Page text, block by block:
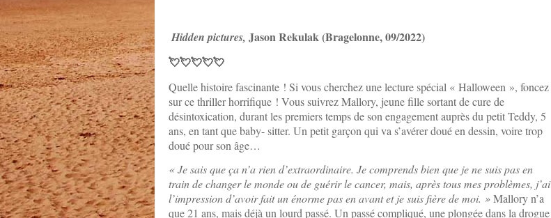
Hidden pictures, Jason Rekulak (Bragelonne, 09/2022)
💘💘💘💘💘
Quelle histoire fascinante ! Si vous cherchez une lecture spécial « Halloween », foncez
sur ce thriller horrifique ! Vous suivrez Mallory, jeune fille sortant de cure de
désintoxication, durant les premiers temps de son engagement auprès du petit Teddy, 5
ans, en tant que baby- sitter. Un petit garçon qui va s’avérer doué en dessin, voire trop
doué pour son âge…
« Je sais que ça n’a rien d’extraordinaire. Je comprends bien que je ne suis pas en
train de changer le monde ou de guérir le cancer, mais, après tous mes problèmes, j’ai
l’impression d’avoir fait un énorme pas en avant et je suis fière de moi. »Mallory n’a
que 21 ans, mais déjà un lourd passé. Un passé compliqué, une plongée dans la drogue